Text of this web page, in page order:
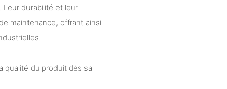
durabilité et leur
maintenance, offrant ainsi
qualité du produit dès sa